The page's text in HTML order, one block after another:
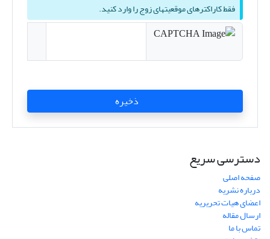
فقط کاراکترهای موقعیتهای زوج را وارد کنید.
ذخیره
دسترسی سریع
صفحه اصلی
درباره نشریه
اعضای هیات تحریریه
ارسال مقاله
تماس با ما